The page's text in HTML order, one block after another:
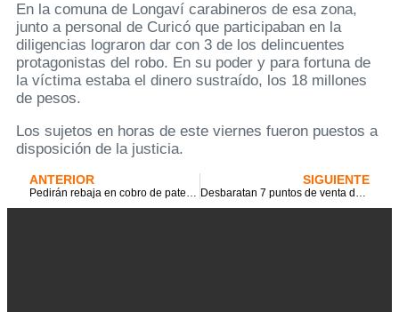
En la comuna de Longaví carabineros de esa zona,
junto a personal de Curicó que participaban en la
diligencias lograron dar con 3 de los delincuentes
protagonistas del robo. En su poder y para fortuna de
la víctima estaba el dinero sustraído, los 18 millones
de pesos.
Los sujetos en horas de este viernes fueron puestos a
disposición de la justicia.
ANTERIOR
Pedirán rebaja en cobro de patentes comerciales a causa de efectos de la pandemia
SIGUIENTE
Desbaratan 7 puntos de venta de drogas en la Sol de Septiembre de Curicó